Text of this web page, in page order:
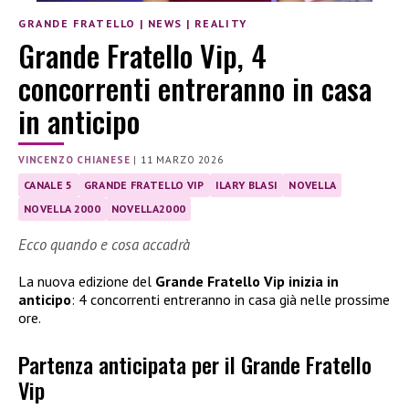
GRANDE FRATELLO | NEWS | REALITY
Grande Fratello Vip, 4
concorrenti entreranno in casa
in anticipo
VINCENZO CHIANESE | 11 MARZO 2026
CANALE 5 GRANDE FRATELLO VIP ILARY BLASI
NOVELLA
NOVELLA 2000
NOVELLA2000
Ecco quando e cosa accadrà
La nuova edizione del Grande Fratello Vip inizia in
anticipo: 4 concorrenti entreranno in casa già nelle prossime
ore.
Partenza anticipata per il Grande Fratello
Vip